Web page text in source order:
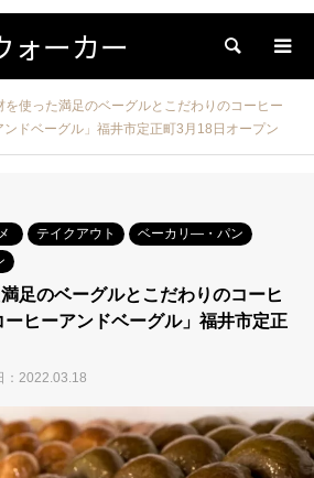
ォーカー 検索
を使った満足のベーグルとこだわりのコーヒー
ドベーグル」福井市定正町3月18日オープン
テイクアウト
ベーカリ―・パン
足のベーグルとこだわりのコーヒ
ヒーアンドベーグル」福井市定正
：2022.03.18